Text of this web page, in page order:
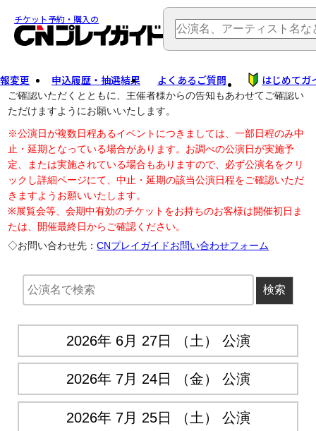
チケット予約・購入の
変更 申込履歴・抽選結果 よくあるご質問 はじめてガ
公演中止に伴う払戻し・延期等のご案内は、以下公演日リンクから
ご確認いただくとともに、主催者様からの告知もあわせてご確認い
ただけますようにお願いいたします。
※公演日が複数日程あるイベントにつきましては、一部日程のみ中
止・延期となっている場合があります。お調べの公演日が実施予
定、または実施されている場合もありますので、必ず公演名をクリ
ックし詳細ページにて、中止・延期の該当公演日程をご確認いただ
きますようお願いいたします。
※展覧会等、会期中有効のチケットをお持ちのお客様は開催初日ま
たは、開催最終日からご確認ください。
◇お問い合わせ先：CNプレイガイドお問い合わせフォーム
2026年 6月 27日 （土） 公演
2026年 7月 24日 （金） 公演
2026年 7月 25日 （土） 公演